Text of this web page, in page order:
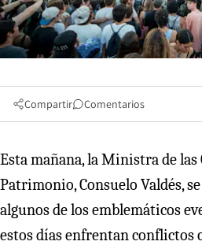
Compartir Comentarios
Esta mañana, la Ministra de
Patrimonio, Consuelo Valdés,
algunos de los emblemáticos
estos días enfrentan conflictos